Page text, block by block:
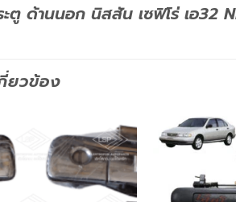
ตู ด้านนอก นิสสัน เซฟิโร่ เอ32
ยวข้อง